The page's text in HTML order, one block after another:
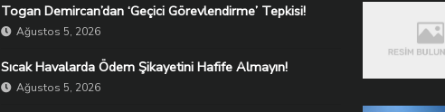
Togan Demircan’dan ‘Geçici Görevlendirme’ Tepkisi!
Ağustos 5, 2026
Sıcak Havalarda Ödem Şikayetini Hafife Almayın!
Ağustos 5, 2026